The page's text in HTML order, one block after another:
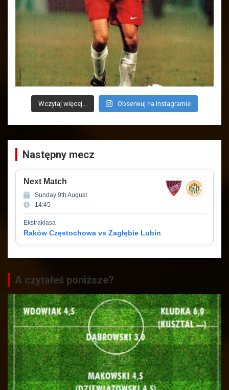
Wczytaj więcej... Obserwuj na Instagramie
Następny mecz
Next Match
Sunday 9th August
14:45
Ekstraklasa
Raków Częstochowa vs Zagłębie Lubin
A czytałeś poniższe?